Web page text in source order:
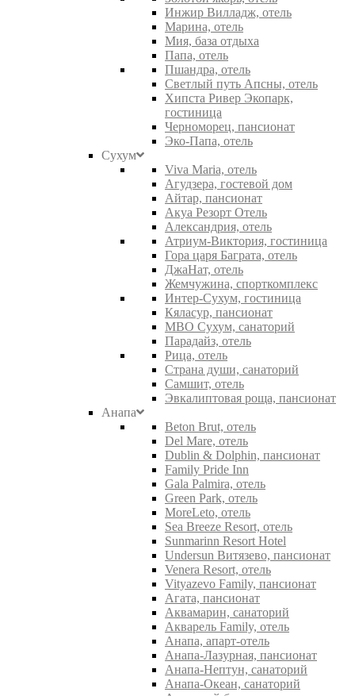
Инжир Вилладж, отель
Марина, отель
Мия, база отдыха
Папа, отель
Пшандра, отель
Светлый путь Апсны, отель
Хипста Ривер Экопарк,
гостиница
Черноморец, пансионат
Эко-Папа, отель
Сухум
Viva Maria, отель
Агудзера, гостевой дом
Айтар, пансионат
Акуа Резорт Отель
Александрия, отель
Атриум-Виктория, гостиница
Гора царя Баграта, отель
ДжаНат, отель
Жемчужина, спорткомплекс
Интер-Сухум, гостиница
Кяласур, пансионат
МВО Сухум, санаторий
Парадайз, отель
Рица, отель
Страна души, санаторий
Самшит, отель
Эвкалиптовая роща, пансионат
Анапа
Beton Brut, отель
Del Mare, отель
Dublin & Dolphin, пансионат
Family Pride Inn
Gala Palmira, отель
Green Park, отель
MoreLeto, отель
Sea Breeze Resort, отель
Sunmarinn Resort Hotel
Undersun Витязево, пансионат
Venera Resort, отель
Vityazevo Family, пансионат
Агата, пансионат
Аквамарин, санаторий
Акварель Family, отель
Анапа, апарт-отель
Анапа-Лазурная, пансионат
Анапа-Нептун, санаторий
Анапа-Океан, санаторий